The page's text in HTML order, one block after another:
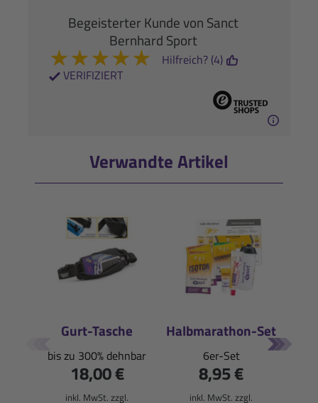
Begeisterter Kunde von Sanct
Bernhard Sport
★★★★★
VERIFIZIERT
Hilfreich? (4)
Verwandte Artikel
Gurt-Tasche
bis zu 300% dehnbar
18,00 €
inkl. MwSt. zzgl.
Halbmarathon-Set
6er-Set
8,95 €
inkl. MwSt. zzgl.